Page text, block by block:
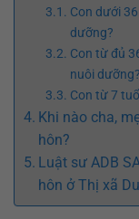
Con dưới
dưỡng?
Con từ đủ
nuôi dưỡng?
Con từ 7
Khi nào cha,
hôn?
Luật sư ADB
hôn ở Thị xã